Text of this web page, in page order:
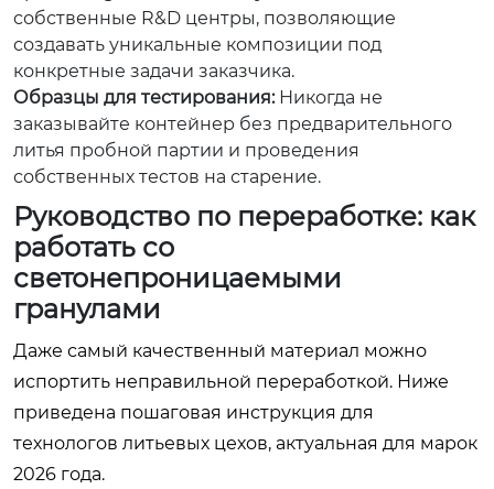
собственные R&D центры, позволяющие
создавать уникальные композиции под
конкретные задачи заказчика.
Образцы для тестирования:Никогда не
заказывайте контейнер без предварительного
литья пробной партии и проведения
собственных тестов на старение.
Руководство по переработке: как
работать со
светонепроницаемыми
гранулами
Даже самый качественный материал можно
испортить неправильной переработкой. Ниже
приведена пошаговая инструкция для
технологов литьевых цехов, актуальная для марок
2026 года.